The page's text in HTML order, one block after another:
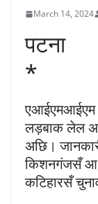
March 14, 2024
पटना
*
एआईएमआईएम
लड़बाक लेल
अछि।
किशनगंजसँ आ
कटिहारसँ